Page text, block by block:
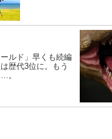
ルド」早くも続編
歴代3位に。もう
。